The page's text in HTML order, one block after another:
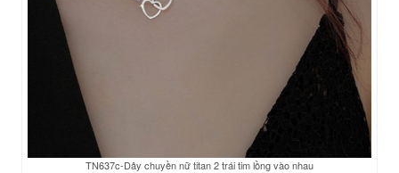
TN637c-Dây chuyền nữ titan 2 trái tim lồng vào nhau